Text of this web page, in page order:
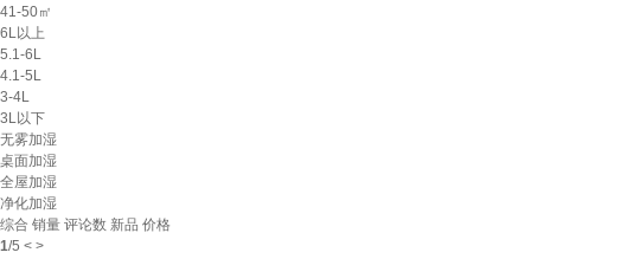
41-50㎡
6L以上
5.1-6L
4.1-5L
3-4L
3L以下
无雾加湿
桌面加湿
全屋加湿
净化加湿
综合 销量 评论数 新品 价格
1/5 < >